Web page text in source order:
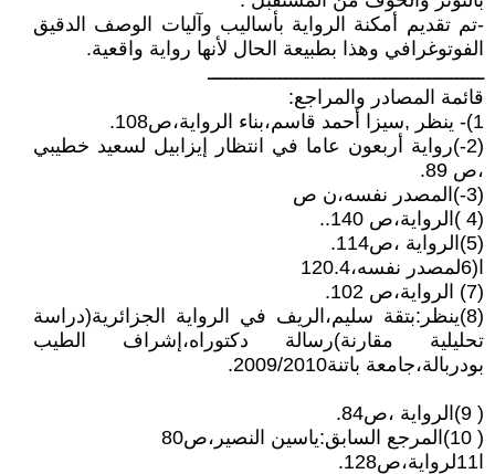
-تم تقديم أمكنة الرواية بأساليب وآليات الوصف الدقيق
الفوتوغرافي وهذا بطبيعة الحال لأنها رواية واقعية.
ــــــــــــــــــــــــــــــــــــــــــــــــــ
قائمة المصادر والمراجع:
1)- ينظر ,سيزا أحمد قاسم،بناء الرواية،ص108.
(2-)رواية أربعون عاما في انتظار إيزابيل لسعيد خطيبي
،ص 89.
(3-)المصدر نفسه،ن ص
(4 )الرواية،ص 140..
(5)الرواية ،ص114.
ا(6لمصدر نفسه،120.4
(7) الرواية،ص 102.
(8)ينظر:بتقة سليم،الريف في الرواية الجزائرية(دراسة
تحليلية مقارنة)رسالة دكتوراه،إشراف الطيب
بودربالة،جامعة باتنة2009/2010.
( 9)الرواية ،ص84.
( 10)المرجع السابق:ياسين النصير،ص80